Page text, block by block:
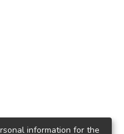
information for the